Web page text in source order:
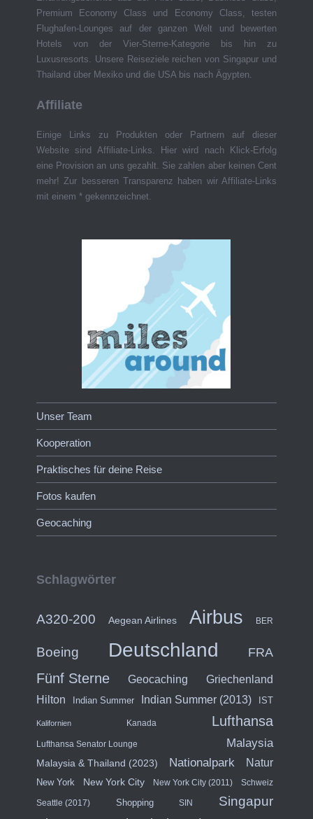
Premium Economy Class und Economy Class, testen
Flughafen-Lounges auf der ganzen Welt und bewerten
Hotels von der Vier-Sterne-Kategorie bis hin zu
Luxusresorts. Unsere Reiseziele reichen von Singapur und
Thailand über Mexiko und die USA bis nach Ägypten.
Affiliate
Einige Links zu Produkten oder Partnern auf dieser
Website sind Affiliate-Links. Hier wird nach Klick-Erfolg
eine Provision an uns gezahlt. Sie zahlen aber keinen Cent
mehr! Zur besseren Transparenz haben wir Affiliate-Links
mit einem * gekennzeichnet.
Unser Team
Kooperation
Praktisches für deine Reise
Fotos kaufen
Geocaching
Schlagwörter
A320-200 Aegean Airlines Airbus BER
Boeing Deutschland FRA
Fünf Sterne Geocaching Griechenland
Hilton Indian Summer Indian Summer (2013) IST
Kalifornien Kanada Lufthansa
Lufthansa Senator Lounge Malaysia
Malaysia & Thailand (2023) Nationalpark Natur
New York New York City New York City (2011) Schweiz
Seattle (2017) Shopping SIN
Singapur